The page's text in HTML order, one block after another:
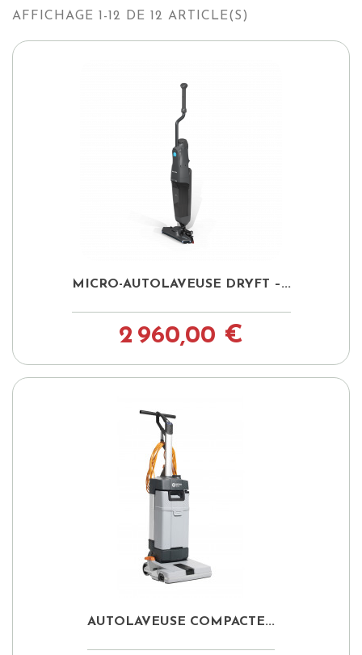
AFFICHAGE 1-12 DE 12 ARTICLE(S)
MICRO-AUTOLAVEUSE DRYFT –...
2 960,00 €
AUTOLAVEUSE COMPACTE...